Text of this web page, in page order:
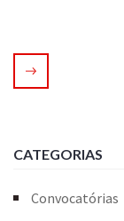
CATEGORIAS
Convocatórias